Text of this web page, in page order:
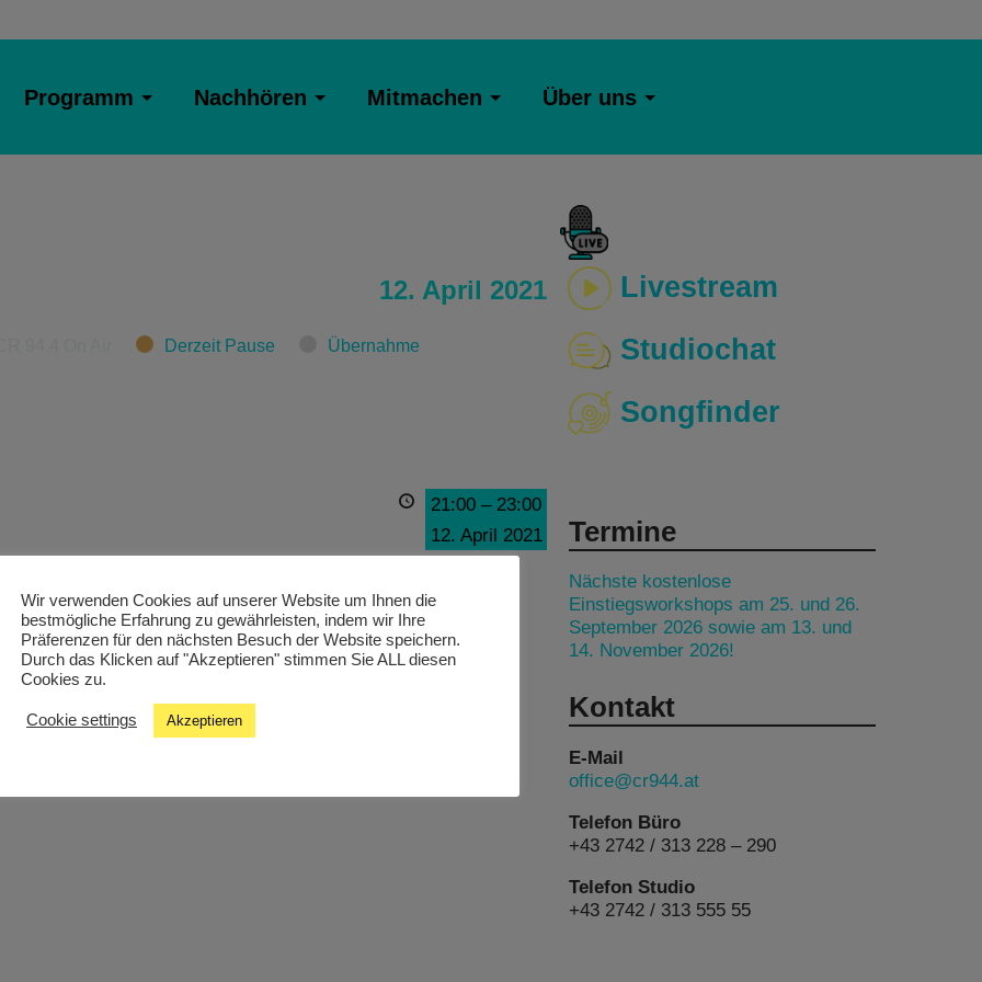
Programm Nachhören Mitmachen Über uns
12. April 2021
Derzeit Pause Übernahme
21:00 – 23:00
12. April 2021
Livestream
Studiochat
Songfinder
Termine
Nächste kostenlose
Einstiegsworkshops am 25. und 26.
September 2026 sowie am 13. und
14. November 2026!
Kontakt
E-Mail
office@cr944.at
Telefon Büro
+43 2742 / 313 228 – 290
Telefon Studio
+43 2742 / 313 555 55
Wir verwenden Cookies auf unserer Website um Ihnen die
bestmögliche Erfahrung zu gewährleisten, indem wir Ihre
Präferenzen für den nächsten Besuch der Website speichern.
Durch das Klicken auf "Akzeptieren" stimmen Sie ALL diesen
Cookies zu.
Cookie settings Akzeptieren